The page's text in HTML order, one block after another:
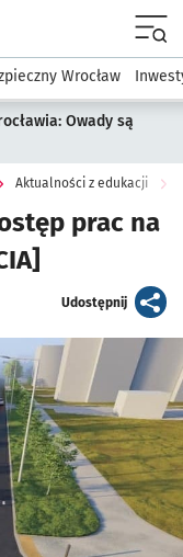
Dla mieszkańca
Wrocław
Owady są
Aktualności z edukacji
prac na
Udostępnijartykuł